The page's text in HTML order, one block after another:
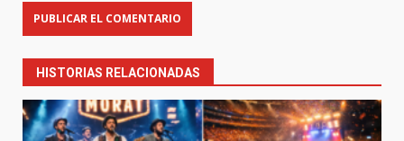
HISTORIAS RELACIONADAS